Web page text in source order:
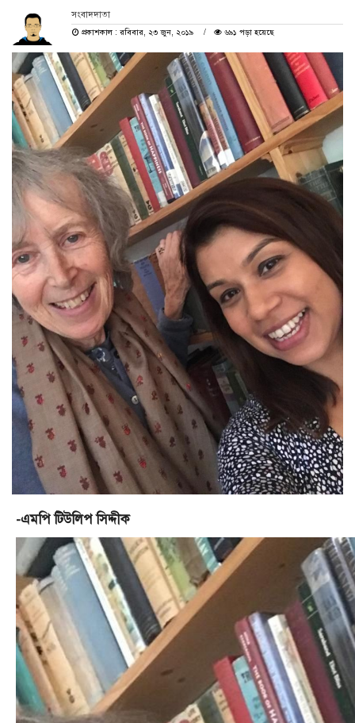
সংবাদদাতা
প্রকাশকাল : রবিবার, ২৩ জুন, ২০১৯
৬৯১ পড়া হয়েছে
-এমপি টিউলিপ সিদ্দীক